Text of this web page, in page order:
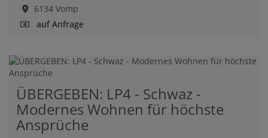
6134 Vomp
auf Anfrage
ÜBERGEBEN: LP4 - Schwaz -
Modernes Wohnen für höchste
Ansprüche